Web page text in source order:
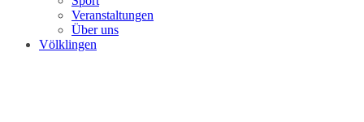
Veranstaltungen
Über uns
Völklingen